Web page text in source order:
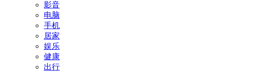
影音
电脑
手机
居家
娱乐
健康
出行